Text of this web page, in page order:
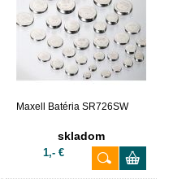
Maxell Batéria SR726SW
skladom
1,- €